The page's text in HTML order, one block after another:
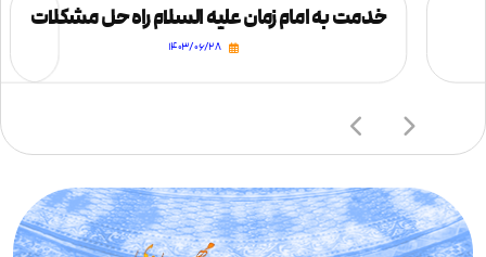
خدمت به امام زمان علیه السلام راه حل مشکلات
۱۴۰۳/۰۶/۲۸